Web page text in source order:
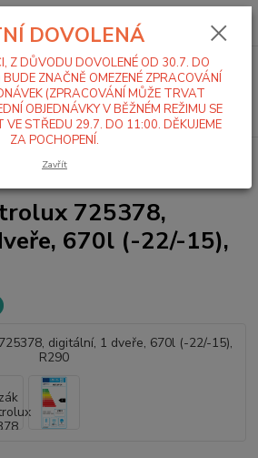
Menu
Hledat
0,00 Kč
(-22/-15), R290
725378,
670l (-22/-15),
DOVOLENÁ
Z DŮVODU DOVOLENÉ OD 30.7. DO
ZNAČNĚ OMEZENÉ ZPRACOVÁNÍ
(ZPRACOVÁNÍ MŮŽE TRVAT
OBJEDNÁVKY V BĚŽNÉM REŽIMU SE
VE STŘEDU 29.7. DO 11:00. DĚKUJEME
ZA POCHOPENÍ.
Zavřít